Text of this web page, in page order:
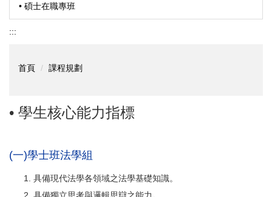
• 碩士在職專班
:::
首頁 課程規劃
• 學生核心能力指標
(一)學士班法學組
具備現代法學各領域之法學基礎知識。